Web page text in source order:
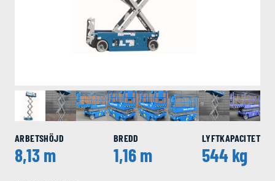
ARBETSHÖJD
8,13 m
BREDD
1,16 m
LYFTKAPACITET
544 kg